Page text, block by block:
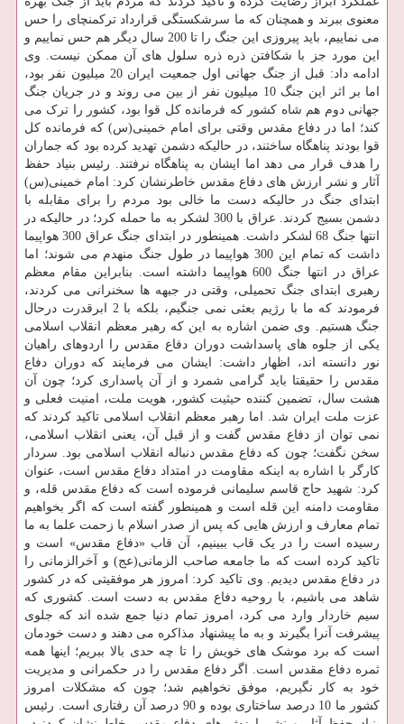
معنوی ببرند و همچنان که ما سرشکستگی قرارداد ترکمنچای را حس
می نماییم، باید پیروزی این جنگ را تا 200 سال دیگر هم حس نماییم و
این مورد جز با شکافتن ذره ذره سلول های آن ممکن نیست. وی
ادامه داد: قبل از جنگ جهانی اول جمعیت ایران 20 میلیون نفر بود،
اما بر اثر این جنگ 10 میلیون نفر از بین می روند و در جریان جنگ
جهانی دوم هم شاه کشور که فرمانده کل قوا بود، کشور را ترک می
کند؛ اما در دفاع مقدس وقتی برای امام خمینی(س) که فرمانده کل
قوا بودند پناهگاه ساختند، در حالیکه دشمن تهدید کرده بود که جماران
را هدف قرار می دهد اما ایشان به پناهگاه نرفتند. رئیس بنیاد حفظ
آثار و نشر ارزش های دفاع مقدس خاطرنشان کرد: امام خمینی(س)
ابتدای جنگ در حالیکه دست ما خالی بود مردم را برای مقابله با
دشمن بسیج کردند. عراق با 300 لشکر به ما حمله کرد؛ در حالیکه در
انتها جنگ 68 لشکر داشت. همینطور در ابتدای جنگ عراق 300 هواپیما
داشت که تمام این 300 هواپیما در طول جنگ منهدم می شوند؛ اما
عراق در انتها جنگ 600 هواپیما داشته است. بنابراین مقام معظم
رهبری ابتدای جنگ تحمیلی، وقتی در جبهه ها سخنرانی می کردند،
فرمودند که ما با رژیم بعثی نمی جنگیم، بلکه با 2 ابرقدرت درحال
جنگ هستیم. وی ضمن اشاره به این که رهبر معظم انقلاب اسلامی
یکی از جلوه های پاسداشت دوران دفاع مقدس را اردوهای راهیان
نور دانسته اند، اظهار داشت: ایشان می فرمایند که دوران دفاع
مقدس را حقیقتا باید گرامی شمرد و از آن پاسداری کرد؛ چون آن
هشت سال، تضمین کننده حیثیت کشور، هویت ملت، امنیت فعلی و
عزت ملت ایران شد. اما رهبر معظم انقلاب اسلامی تاکید کردند که
نمی توان از دفاع مقدس گفت و از قبل آن، یعنی انقلاب اسلامی،
سخن نگفت؛ چون که دفاع مقدس دنباله انقلاب اسلامی بود. سردار
کارگر با اشاره به اینکه مقاومت در امتداد دفاع مقدس است، عنوان
کرد: شهید حاج قاسم سلیمانی فرموده است که دفاع مقدس قله، و
مقاومت دامنه این قله است و همینطور گفته است که اگر بخواهیم
تمام معارف و ارزش هایی که پس از صدر اسلام با زحمت علما به ما
رسیده است را در یک قاب ببینیم، آن قاب «دفاع مقدس» است و
تاکید کرده است که ما جامعه صاحب الزمانی(عج) و آخرالزمانی را
در دفاع مقدس دیدیم. وی تاکید کرد: امروز هر موفقیتی که در کشور
شاهد می باشیم، با روحیه دفاع مقدس به دست است. کشوری که
سیم خاردار وارد می کرد، امروز تمام دنیا جمع شده اند که جلوی
پیشرفت آنرا بگیرند و به ما پیشنهاد مذاکره می دهند و دست خودمان
است که برد موشک های خویش را تا چه حدی بالا ببریم؛ اینها همه
ثمره دفاع مقدس است. اگر دفاع مقدس را در حکمرانی و مدیریت
خود به کار نگیریم، موفق نخواهیم شد؛ چون که مشکلات امروز
کشور ما 10 درصد ساختاری بوده و 90 درصد آن رفتاری است. رئیس